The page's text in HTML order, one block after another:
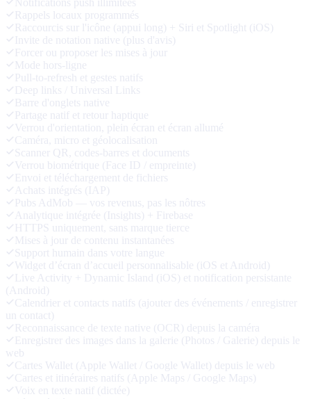
Notifications push illimitées
Rappels locaux programmés
Raccourcis sur l'icône (appui long) + Siri et Spotlight (iOS)
Invite de notation native (plus d'avis)
Forcer ou proposer les mises à jour
Mode hors-ligne
Pull-to-refresh et gestes natifs
Deep links / Universal Links
Barre d'onglets native
Partage natif et retour haptique
Verrou d'orientation, plein écran et écran allumé
Caméra, micro et géolocalisation
Scanner QR, codes-barres et documents
Verrou biométrique (Face ID / empreinte)
Envoi et téléchargement de fichiers
Achats intégrés (IAP)
Pubs AdMob — vos revenus, pas les nôtres
Analytique intégrée (Insights) + Firebase
HTTPS uniquement, sans marque tierce
Mises à jour de contenu instantanées
Support humain dans votre langue
Widget d’écran d’accueil personnalisable (iOS et Android)
Live Activity + Dynamic Island (iOS) et notification persistante
(Android)
Calendrier et contacts natifs (ajouter des événements / enregistrer
un contact)
Reconnaissance de texte native (OCR) depuis la caméra
Enregistrer des images dans la galerie (Photos / Galerie) depuis le
web
Cartes Wallet (Apple Wallet / Google Wallet) depuis le web
Cartes et itinéraires natifs (Apple Maps / Google Maps)
Voix en texte natif (dictée)